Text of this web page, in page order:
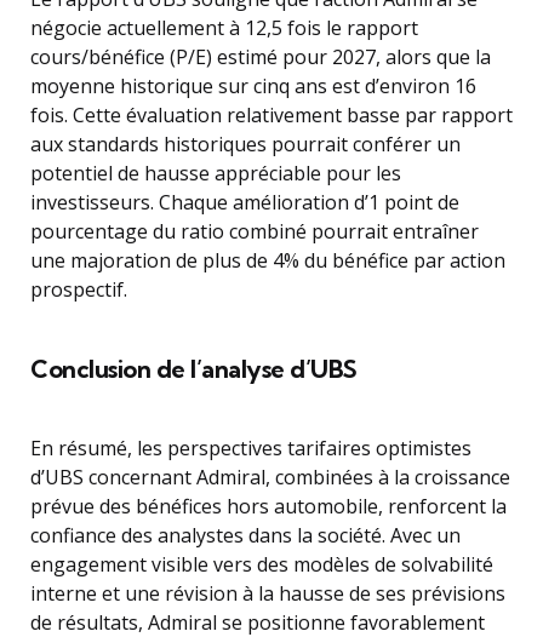
négocie actuellement à 12,5 fois le rapport
cours/bénéfice (P/E) estimé pour 2027, alors que la
moyenne historique sur cinq ans est d’environ 16
fois. Cette évaluation relativement basse par rapport
aux standards historiques pourrait conférer un
potentiel de hausse appréciable pour les
investisseurs. Chaque amélioration d’1 point de
pourcentage du ratio combiné pourrait entraîner
une majoration de plus de 4% du bénéfice par action
prospectif.
Conclusion de l’analyse d’UBS
En résumé, les perspectives tarifaires optimistes
d’UBS concernant Admiral, combinées à la croissance
prévue des bénéfices hors automobile, renforcent la
confiance des analystes dans la société. Avec un
engagement visible vers des modèles de solvabilité
interne et une révision à la hausse de ses prévisions
de résultats, Admiral se positionne favorablement